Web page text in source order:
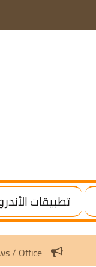
تطبيقات
Windows / Office